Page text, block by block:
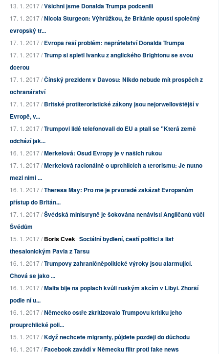
13. 1. 2017 /Všichni jsme Donalda Trumpa podcenili
17. 1. 2017 /Nicola Sturgeon: Výhrůžkou, že Británie opustí společný
evropský tr...
17. 1. 2017 /Evropa řeší problém: nepřátelství Donalda Trumpa
17. 1. 2017 /Trump si spletl Ivanku z anglického Brightonu se svou
dcerou
17. 1. 2017 /Čínský prezident v Davosu: Nikdo nebude mít prospěch z
ochranářství
17. 1. 2017 /Britské protiteroristické zákony jsou nejorwellovštější v
Evropě, v...
17. 1. 2017 /Trumpovi lidé telefonovali do EU a ptali se "Která země
odchází jak...
16. 1. 2017 /Merkelová: Osud Evropy je v našich rukou
17. 1. 2017 /Merkelová racionálně o uprchlících a terorismu: Je nutno
mezi nimi ...
16. 1. 2017 /Theresa May: Pro mě je prvořadé zakázat Evropanům
přístup do Britán...
17. 1. 2017 /Švédská ministryně je šokována nenávistí Angličanů vůči
Švédům
15. 1. 2017 /Boris Cvek Sociální bydlení, čeští politici a list
thesalonickým Pavla z Tarsu
16. 1. 2017 /Trumpovy zahraničněpolitické výroky jsou alarmující.
Chová se jako ...
16. 1. 2017 /Malta bije na poplach kvůli ruským akcím v Libyi. Zhorší
podle ní u...
16. 1. 2017 /Německo ostře zkritizovalo Trumpovu kritiku jeho
prouprchlické poli...
15. 1. 2017 /Když nechcete migranty, půjdete později do důchodu
16. 1. 2017 /Facebook zavádí v Německu filtr proti fake news